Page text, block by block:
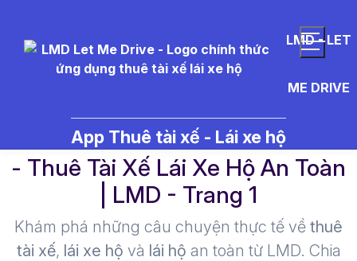
LMD - LET
ME DRIVE
App Thuê tài xế - Lái xe hộ
- Thuê Tài Xế Lái Xe Hộ An Toàn
| LMD - Trang 1​
Khám phá những câu chuyện thực tế về thuê
tài xế, lái xe hộ và lái hộ an toàn từ LMD. Chia